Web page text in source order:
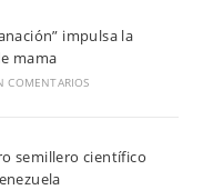
impulsa la
mama
COMENTARIOS
semillero científico